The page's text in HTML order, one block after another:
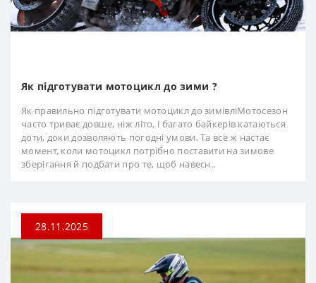
Як підготувати мотоцикл до зими ?
Як правильно підготувати мотоцикл до зимівліМотосезон
часто триває довше, ніж літо, і багато байкерів катаються
доти, доки дозволяють погодні умови. Та все ж настає
момент, коли мотоцикл потрібно поставити на зимове
зберігання й подбати про те, щоб навесн..
28.11.2025